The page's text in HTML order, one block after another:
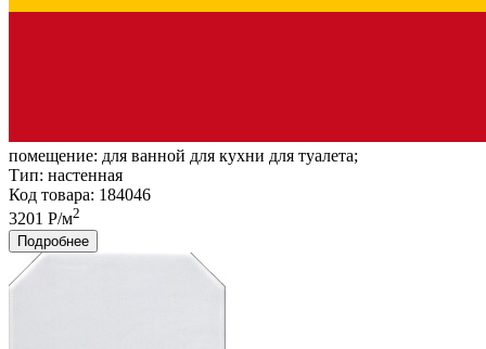
помещение: для ванной для кухни для туалета;
Тип: настенная
Код товара: 184046
3201 Р/м2
Подробнее